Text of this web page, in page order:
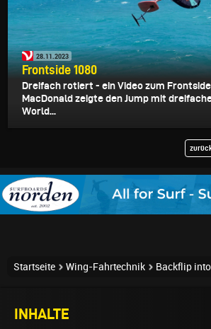
28.11.2023
Frontside 1080
Dreifach rotiert - ein Video zum Frontside
MacDonald zeigte den Jump mit
World...
Startseite Wing-Fahrtechnik Backflip
INHALTE